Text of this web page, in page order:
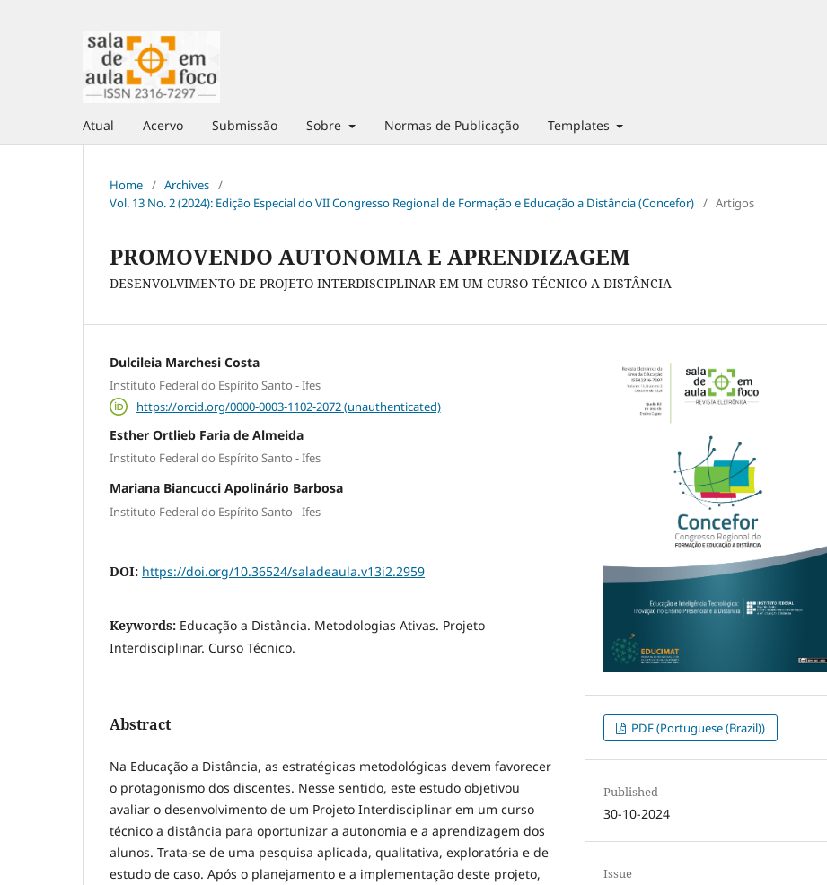
Atual Acervo Submissão Sobre Normas de Publicação Templates
Home / Archives /
Vol. 13 No. 2 (2024): Edição Especial do VII Congresso Regional de Formação e Educação a Distância (Concefor) / Artigos
PROMOVENDO AUTONOMIA E APRENDIZAGEM
DESENVOLVIMENTO DE PROJETO INTERDISCIPLINAR EM UM CURSO TÉCNICO A DISTÂNCIA
Dulcileia Marchesi Costa
Instituto Federal do Espírito Santo - Ifes
https://orcid.org/0000-0003-1102-2072 (unauthenticated)
Esther Ortlieb Faria de Almeida
Instituto Federal do Espírito Santo - Ifes
Mariana Biancucci Apolinário Barbosa
Instituto Federal do Espírito Santo - Ifes
DOI: https://doi.org/10.36524/saladeaula.v13i2.2959
Keywords: Educação a Distância. Metodologias Ativas. Projeto
Interdisciplinar. Curso Técnico.
Abstract
Na Educação a Distância, as estratégicas metodológicas devem favorecer
o protagonismo dos discentes. Nesse sentido, este estudo objetivou
avaliar o desenvolvimento de um Projeto Interdisciplinar em um curso
técnico a distância para oportunizar a autonomia e a aprendizagem dos
alunos. Trata-se de uma pesquisa aplicada, qualitativa, exploratória e de
estudo de caso. Após o planejamento e a implementação deste projeto,
PDF (Portuguese (Brazil))
Published
30-10-2024
Issue